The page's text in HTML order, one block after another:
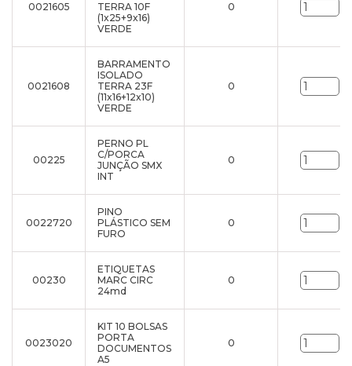
0021605
TERRA 10F
(1x25+9x16)
VERDE
0
0021608
BARRAMENTO
ISOLADO
TERRA 23F
(11x16+12x10)
VERDE
0
00225
PERNO PL
C/PORCA
JUNÇÃO SMX
INT
0
0022720
PINO
PLÁSTICO SEM
FURO
0
00230
ETIQUETAS
MARC CIRC
24md
0
0023020
KIT 10 BOLSAS
PORTA
DOCUMENTOS
A5
0